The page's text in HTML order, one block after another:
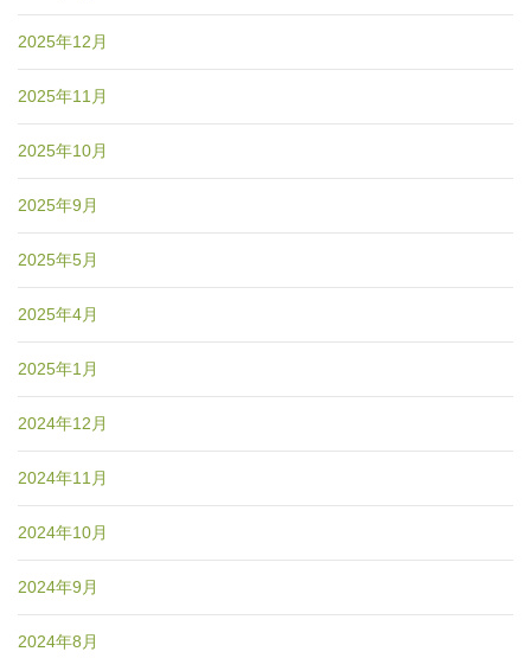
2025年12月
2025年11月
2025年10月
2025年9月
2025年5月
2025年4月
2025年1月
2024年12月
2024年11月
2024年10月
2024年9月
2024年8月